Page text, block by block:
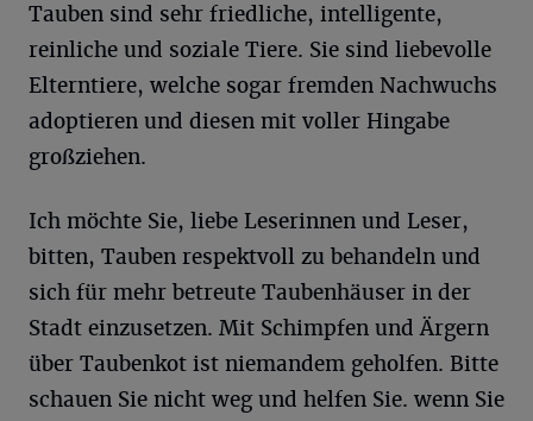
Tauben sind sehr friedliche, intelligente,
reinliche und soziale Tiere. Sie sind liebevolle
Elterntiere, welche sogar fremden Nachwuchs
adoptieren und diesen mit voller Hingabe
großziehen.
Ich möchte Sie, liebe Leserinnen und Leser,
bitten, Tauben respektvoll zu behandeln und
sich für mehr betreute Taubenhäuser in der
Stadt einzusetzen. Mit Schimpfen und Ärgern
über Taubenkot ist niemandem geholfen. Bitte
schauen Sie nicht weg und helfen Sie. wenn Sie